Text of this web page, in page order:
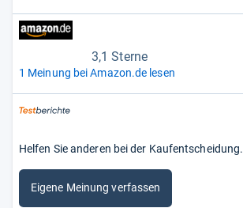
3,1 Sterne
1 Meinung bei Amazon.de lesen
Helfen Sie anderen bei der Kaufentscheidung.
Eigene Meinung verfassen